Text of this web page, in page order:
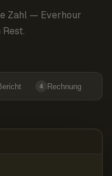
Zahl — Everhour
4 Rechnung